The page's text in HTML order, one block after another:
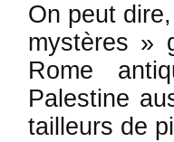
On peut
mystères »
Rome
Palestine
tailleurs de